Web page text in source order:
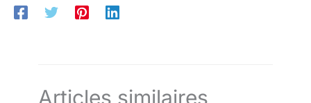
la table de jeu 5-en-1 apporte
variété et moments conviviaux
laissez-vous porter par les joies de l'instant présent ! Choix de
cadeau parfait : que ce soit entre adultes ou enfants, offert à
Articles similaires